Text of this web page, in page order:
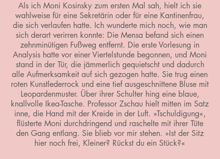
Als ich Moni Kosinsky zum ersten Mal sah, hielt ich sie
wahlweise für eine Sekretärin oder für eine Kantinenfrau,
die sich verlaufen hatte. Ich wunderte mich noch, wie man
sich derart verirren konnte: Die Mensa befand sich einen
zehnminütigen Fußweg entfernt. Die erste Vorlesung in
Analysis hatte vor einer Viertelstunde begonnen, und Moni
stand in der Tür, die jämmerlich gequietscht und dadurch
alle Aufmerksamkeit auf sich gezogen hatte. Sie trug einen
roten Kunstlederrock und eine tief ausgeschnittene Bluse mit
Leopardenmuster. Über ihrer Schulter hing eine blaue,
knallvolle Ikea-Tasche. Professor Zschau hielt mitten im Satz
inne, die Hand mit der Kreide in der Luft. »Tschuldigung«,
flüsterte Moni durchdringend und raschelte mit ihrer Tüte
den Gang entlang. Sie blieb vor mir stehen. »Ist der Sitz
hier noch frei, Kleiner? Rückst du ein Stück?«